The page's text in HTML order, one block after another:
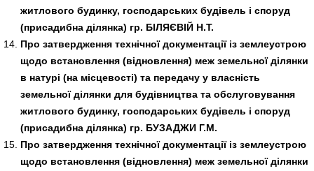
житлового будинку, господарських будівель і споруд
(присадибна ділянка) гр. БІЛЯЄВІЙ Н.Т.
Про затвердження технічної документації із землеустрою
щодо встановлення (відновлення) меж земельної ділянки
в натурі (на місцевості) та передачу у власність
земельної ділянки для будівництва та обслуговування
житлового будинку, господарських будівель і споруд
(присадибна ділянка) гр. БУЗАДЖИ Г.М.
Про затвердження технічної документації із землеустрою
щодо встановлення (відновлення) меж земельної ділянки